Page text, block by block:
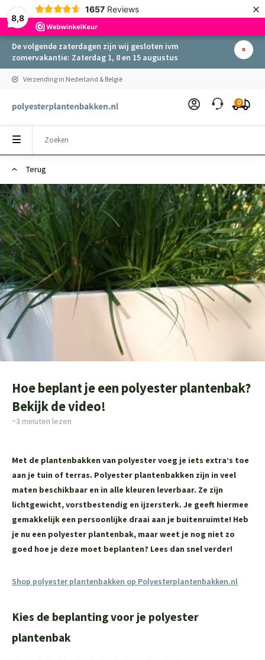
8,8
1657 Reviews ×
De volgende zaterdagen zijn wij gesloten ivm
zomervakantie: Zaterdag 1, 8 en 15 augustus
Verzending in Nederland & België
0
Terug
Hoe beplant je een polyester plantenbak?
Bekijk de video!
~3 minuten lezen
Met de plantenbakken van polyester voeg je iets extra’s toe
aan je tuin of terras. Polyester plantenbakken zijn in veel
maten beschikbaar en in alle kleuren leverbaar. Ze zijn
lichtgewicht, vorstbestendig en ijzersterk. Je geeft hiermee
gemakkelijk een persoonlijke draai aan je buitenruimte! Heb
je nu een polyester plantenbak, maar weet je nog niet zo
goed hoe je deze moet beplanten? Lees dan snel verder!
Shop polyester plantenbakken op Polyesterplantenbakken.nl
Kies de beplanting voor je polyester
plantenbak